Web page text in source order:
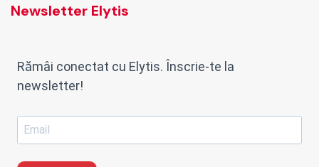
Newsletter Elytis
Rămâi conectat cu Elytis. Înscrie-te la
newsletter!